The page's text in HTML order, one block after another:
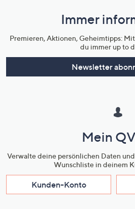
Immer
Premieren, Aktionen, Geheimtipps:
du immer up to
Newsletter
Mein
Verwalte deine persönlichen Daten
Wunschliste in deinem
Kunden-Konto